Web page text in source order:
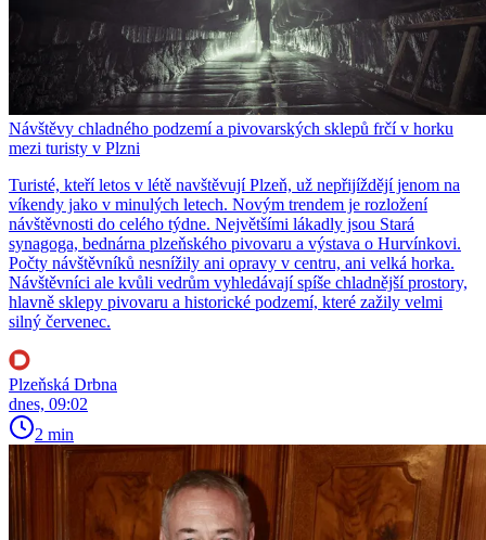
Návštěvy chladného podzemí a pivovarských sklepů frčí v horku
mezi turisty v Plzni
Turisté, kteří letos v létě navštěvují Plzeň, už nepřijíždějí jenom na
víkendy jako v minulých letech. Novým trendem je rozložení
návštěvnosti do celého týdne. Největšími lákadly jsou Stará
synagoga, bednárna plzeňského pivovaru a výstava o Hurvínkovi.
Počty návštěvníků nesnížily ani opravy v centru, ani velká horka.
Návštěvníci ale kvůli vedrům vyhledávají spíše chladnější prostory,
hlavně sklepy pivovaru a historické podzemí, které zažily velmi
silný červenec.
Plzeňská Drbna
dnes, 09:02
2 min